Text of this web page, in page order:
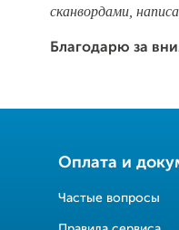
сканвордами,
Благодарю за
Оплата и
Частые вопросы